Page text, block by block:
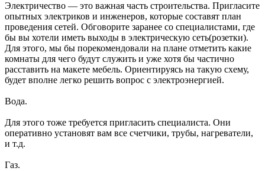
Электричество — это важная часть строительства. Пригласите
опытных электриков и инженеров, которые составят план
проведения сетей. Обговорите заранее со специалистами, где
бы вы хотели иметь выходы в электрическую сеть(розетки).
Для этого, мы бы порекомендовали на плане отметить какие
комнаты для чего будут служить и уже хотя бы частично
расставить на макете мебель. Ориентируясь на такую схему,
будет вполне легко решить вопрос с электроэнергией.
Вода.
Для этого тоже требуется пригласить специалиста. Они
оперативно установят вам все счетчики, трубы, нагреватели,
и т.д.
Газ.